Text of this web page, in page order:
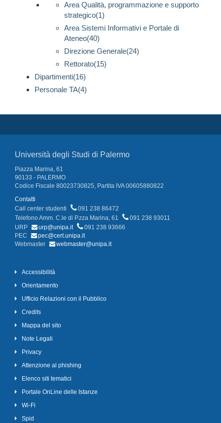
Area Qualità, programmazione e supporto
strategico(1)
Area Sistemi Informativi e Portale di
Ateneo(40)
Direzione Generale(24)
Rettorato(15)
Dipartimenti(16)
Personale TA(4)
Università degli Studi di Palermo
Piazza Marina, 61
90133 - PALERMO
Codice Fiscale 80023730825, Partita IVA 00605880822
Contatti
Call center studenti
091 238 86472
Telefono Amm. C.le di P.zza Marina, 61
091 238 93011
URP
urp@unipa.it
091 238 93666
PEC
pec@cert.unipa.it
Webmaster
webmaster@unipa.it
Accessibilità
Orientamento
Ufficio Relazioni con il Pubblico
Credits
Mappa del sito
Note Legali
Privacy
Attenzione al phishing
Elenco siti tematici
Portale OnLine delle Istanze
Wi-Fi
Spid